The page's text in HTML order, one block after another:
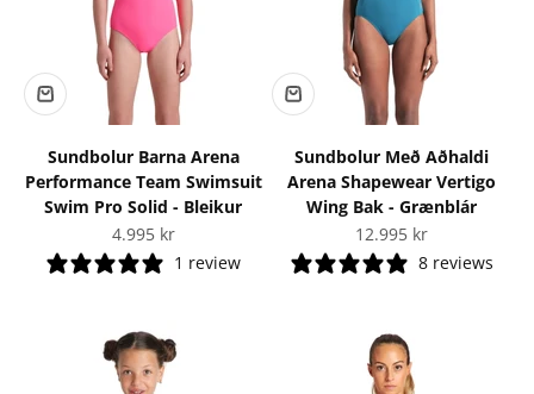
Sundbolur Barna Arena
Performance Team Swimsuit
Swim Pro Solid - Bleikur
Tilboðsverð
4.995 kr
1 review
Sundbolur Með Aðhaldi
Arena Shapewear Vertigo
Wing Bak - Grænblár
Tilboðsverð
12.995 kr
8 reviews